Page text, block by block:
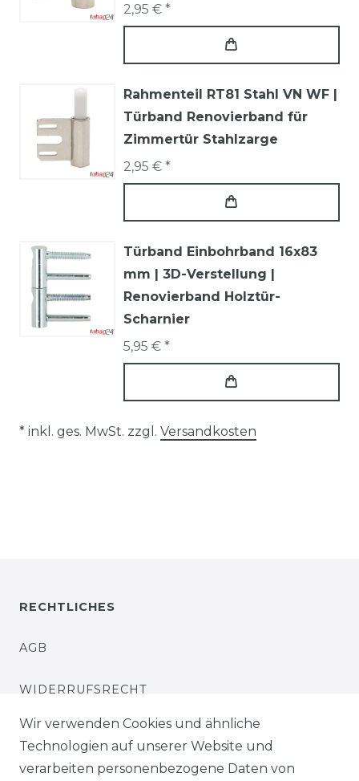
2,95 € *
Rahmenteil RT81 Stahl VN WF |
Türband Renovierband für
Zimmertür Stahlzarge
2,95 € *
Türband Einbohrband 16x83
mm | 3D-Verstellung |
Renovierband Holztür-
Scharnier
5,95 € *
* inkl. ges. MwSt. zzgl. Versandkosten
RECHTLICHES
AGB
WIDERRUFSRECHT
IMPRESSUM
DATENSCHUTZERKLÄRUNG
Wir verwenden Cookies und ähnliche
Technologien auf unserer Website und
verarbeiten personenbezogene Daten von